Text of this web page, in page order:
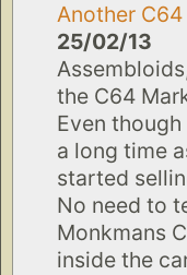
Another
25/02/13
the C64
Even
a long time
started
No need to
Monkmans
inside the